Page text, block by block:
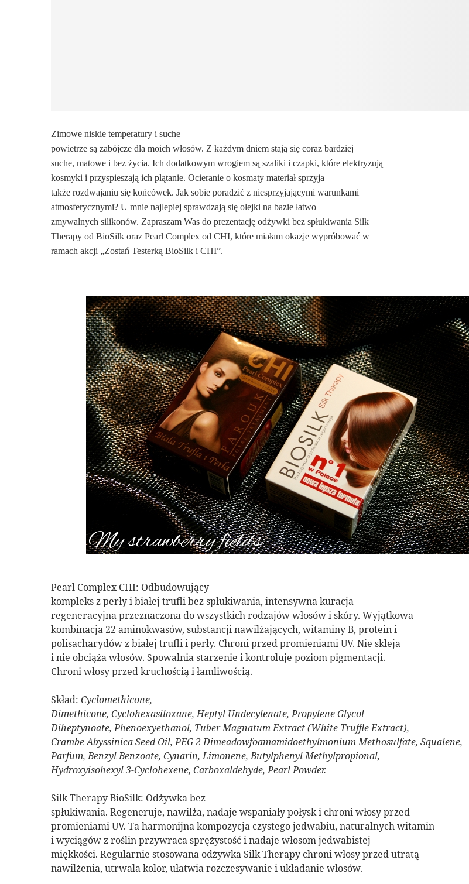
Zimowe niskie temperatury i suche
powietrze są zabójcze dla moich włosów. Z każdym dniem stają się coraz bardziej
suche, matowe i bez życia. Ich dodatkowym wrogiem są szaliki i czapki, które elektryzują
kosmyki i przyspieszają ich plątanie. Ocieranie o kosmaty materiał sprzyja
także rozdwajaniu się końcówek. Jak sobie poradzić z niesprzyjającymi warunkami
atmosferycznymi? U mnie najlepiej sprawdzają się olejki na bazie łatwo
zmywalnych silikonów. Zapraszam Was do prezentację odżywki bez spłukiwania Silk
Therapy od BioSilk oraz Pearl Complex od CHI, które miałam okazje wypróbować w
ramach akcji „Zostań Testerką BioSilk i CHI”.
Pearl Complex CHI: Odbudowujący
kompleks z perły i białej trufli bez spłukiwania, intensywna kuracja
regeneracyjna przeznaczona do wszystkich rodzajów włosów i skóry. Wyjątkowa
kombinacja 22 aminokwasów, substancji nawilżających, witaminy B, protein i
polisacharydów z białej trufli i perły. Chroni przed promieniami UV. Nie skleja
i nie obciąża włosów. Spowalnia starzenie i kontroluje poziom pigmentacji.
Chroni włosy przed kruchością i łamliwością.
Skład: Cyclomethicone,
Dimethicone, Cyclohexasiloxane, Heptyl Undecylenate, Propylene Glycol
Diheptynoate, Phenoexyethanol, Tuber Magnatum Extract (White Truffle Extract),
Crambe Abyssinica Seed Oil, PEG 2 Dimeadowfoamamidoethylmonium Methosulfate, Squalene,
Parfum, Benzyl Benzoate, Cynarin, Limonene, Butylphenyl Methylpropional,
Hydroxyisohexyl 3-Cyclohexene, Carboxaldehyde, Pearl Powder.
Silk Therapy BioSilk: Odżywka bez
spłukiwania. Regeneruje, nawilża, nadaje wspaniały połysk i chroni włosy przed
promieniami UV. Ta harmonijna kompozycja czystego jedwabiu, naturalnych witamin
i wyciągów z roślin przywraca sprężystość i nadaje włosom jedwabistej
miękkości. Regularnie stosowana odżywka Silk Therapy chroni włosy przed utratą
nawilżenia, utrwala kolor, ułatwia rozczesywanie i układanie włosów.